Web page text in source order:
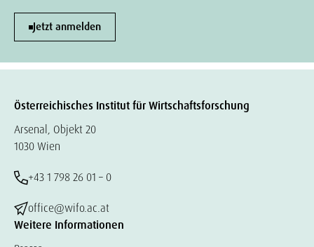
Jetzt anmelden
Österreichisches Institut für Wirtschaftsforschung
Arsenal, Objekt 20
1030 Wien
+43 1 798 26 01 – 0
office@wifo.ac.at
Weitere Informationen